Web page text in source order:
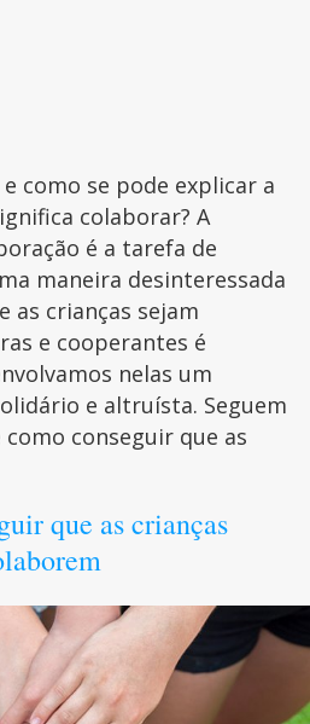
como se pode explicar a
colaborar? A
é a tarefa de
maneira desinteressada
as crianças sejam
e cooperantes é
nelas um
e altruísta. Seguem
conseguir que as
que as crianças